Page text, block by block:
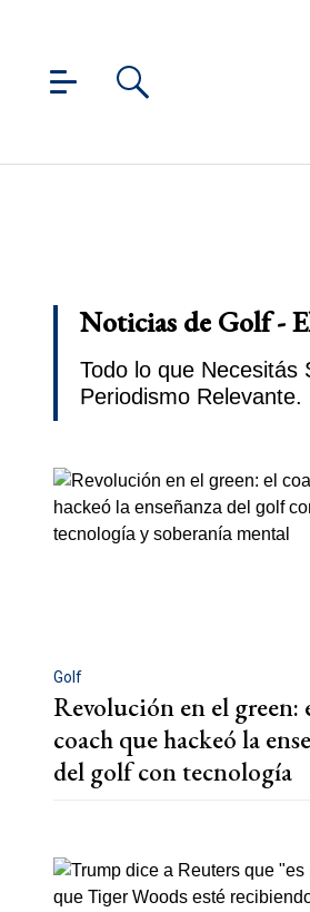
Noticias de Golf -
Todo lo que
Periodismo Relevante.
Golf
Revolución en el green:
coach que hackeó la
del golf con tecnología